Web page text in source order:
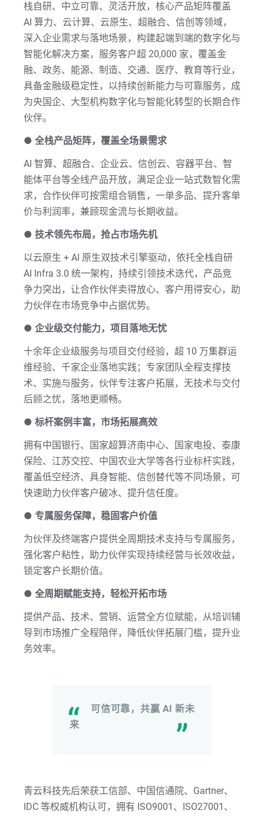
栈自研、中立可靠、灵活开放，核心产品矩阵覆盖
AI 算力、云计算、云原生、超融合、信创等领域，
深入企业需求与落地场景，构建起端到端的数字化与
智能化解决方案，服务客户超 20,000 家，覆盖金
融、政务、能源、制造、交通、医疗、教育等行业，
具备金融级稳定性，以持续创新能力与可靠服务，成
为央国企、大型机构数字化与智能化转型的长期合作
伙伴。
● 全栈产品矩阵，覆盖全场景需求
AI 智算、超融合、企业云、信创云、容器平台、智
能体平台等全线产品开放，满足企业一站式数智化需
求，合作伙伴可按需组合销售，一单多品、提升客单
价与利润率，兼顾现金流与长期收益。
● 技术领先布局，抢占市场先机
以云原生 + AI 原生双技术引擎驱动，依托全栈自研
AI Infra 3.0 统一架构，持续引领技术迭代，产品竞
争力突出，让合作伙伴卖得放心、客户用得安心，助
力伙伴在市场竞争中占据优势。
● 企业级交付能力，项目落地无忧
十余年企业级服务与项目交付经验，超 10 万集群运
维经验、千家企业落地实践；专家团队全程支撑技
术、实施与服务，伙伴专注客户拓展，无技术与交付
后顾之忧，落地更顺畅。
● 标杆案例丰富，市场拓展高效
拥有中国银行、国家超算济南中心、国家电投、泰康
保险、江苏交控、中国农业大学等各行业标杆实践，
覆盖低空经济、具身智能、信创替代等不同场景，可
快速助力伙伴客户破冰、提升信任度。
● 专属服务保障，稳固客户价值
为伙伴及终端客户提供全周期技术支持与专属服务，
强化客户粘性，助力伙伴实现持续经营与长效收益，
锁定客户长期价值。
● 全周期赋能支持，轻松开拓市场
提供产品、技术、营销、运营全方位赋能，从培训辅
导到市场推广全程陪伴，降低伙伴拓展门槛，提升业
务效率。
可信可靠，共赢 AI 新未
来
青云科技先后荣获工信部、中国信通院、Gartner、
IDC 等权威机构认可，拥有 ISO9001、ISO27001、